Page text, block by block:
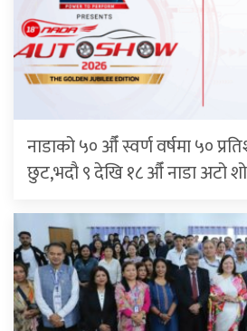
नाडाको ५० औँ स्वर्ण वर्षमा ५०
छुट,भदौ ९ देखि १८ औँ नाडा अटो शो